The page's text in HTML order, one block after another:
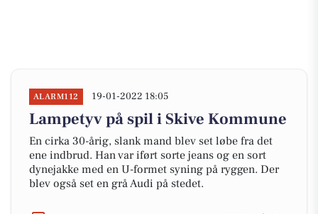
ALARM112 19-01-2022 18:05
Lampetyv på spil i Skive Kommune
En cirka 30-årig, slank mand blev set løbe fra det
ene indbrud. Han var iført sorte jeans og en sort
dynejakke med en U-formet syning på ryggen. Der
blev også set en grå Audi på stedet.